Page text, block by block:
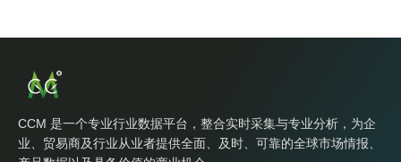
CCM 是一个专业行业数据平台，整合实时采集与专业分析，为企
业、贸易商及行业从业者提供全面、及时、可靠的全球市场情报、